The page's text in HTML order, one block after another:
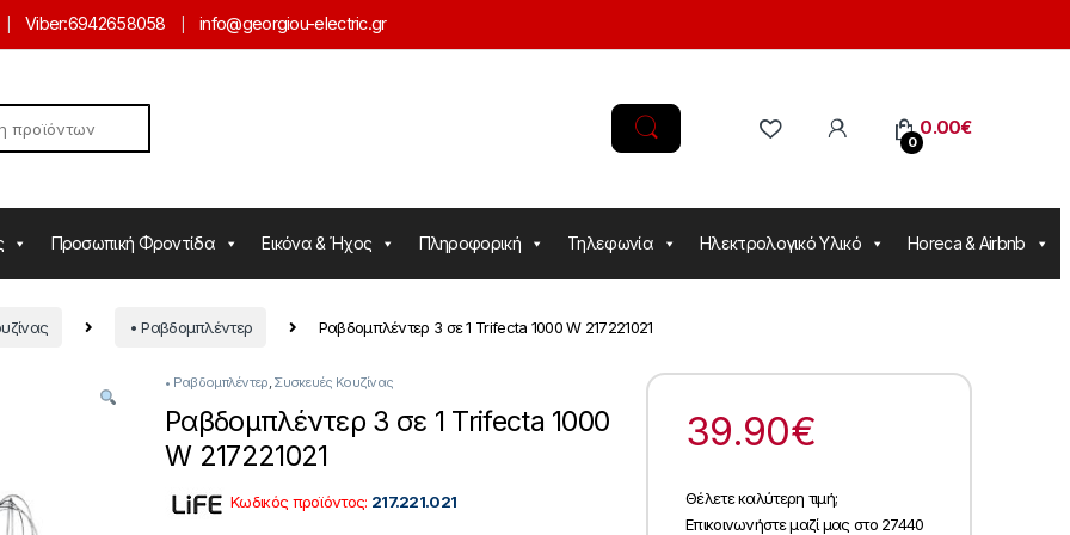
Viber:6942658058 info@georgiou-electric.gr
0
0.00€
Προσωπική Φροντίδα Εικόνα & Ήχος Πληροφορική Τηλεφωνία Ηλεκτρολογικό Υλικό Horeca & Airbnb
• Ραβδομπλέντερ Ραβδομπλέντερ 3 σε 1 Trifecta 1000 W 217221021
• Ραβδομπλέντερ Συσκευές Κουζίνας
Ραβδομπλέντερ 3 σε 1 Trifecta 1000
W 217221021
Κωδικός προϊόντος: 217.221.021
39.90€
Θέλετε καλύτερη τιμή;
Επικοινωνήστε μαζί μας στο 27440